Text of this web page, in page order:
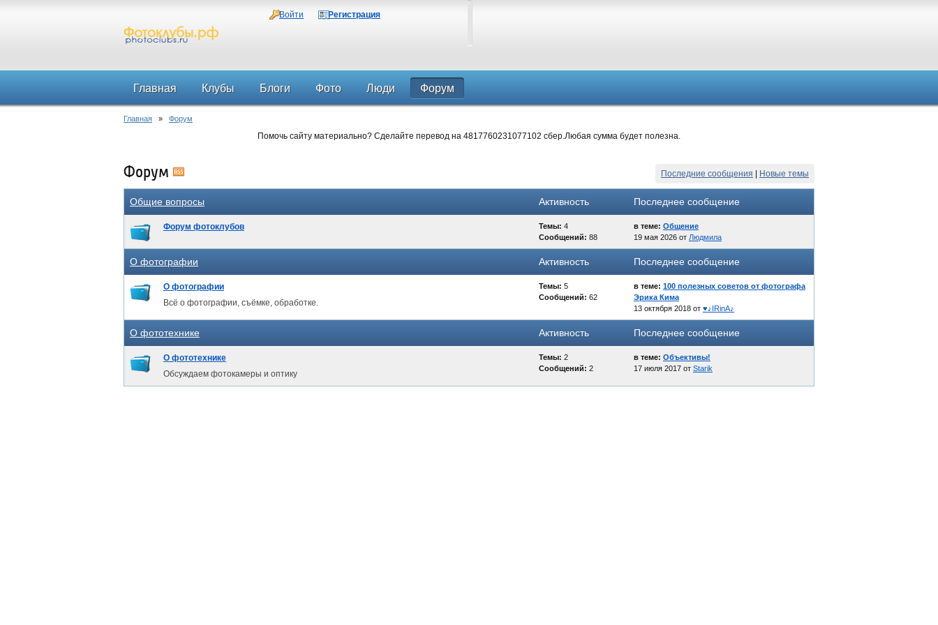
Войти Регистрация
Главная Клубы Блоги Фото Люди Форум
Главная » Форум
Помочь сайту материально? Сделайте перевод на 4817760231077102 сбер.Любая сумма будет полезна.
Последние сообщения Новые темы
Форум
Общие вопросы Активность Последнее сообщение
Форум фотоклубов Темы: 4
Сообщений: 88
в теме: Общение
19 мая 2026 от Людмила
О фотографии Активность Последнее сообщение
О фотографии
Всё о фотографии, съёмке, обработке.
Темы: 5
Сообщений: 62
в теме: 100 полезных советов от фотографа
Эрика Кима
13 октября 2018 от ♥♪IRinA♪
О фототехнике Активность Последнее сообщение
О фототехнике
Обсуждаем фотокамеры и оптику
Темы: 2
Сообщений: 2
в теме: Объективы!
17 июля 2017 от Starik